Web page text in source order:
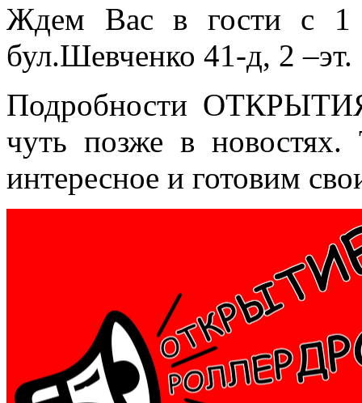
Ждем Вас в гости с 1
бул.Шевченко 41-д, 2 –эт.
Подробности
чуть позже в
интересное и готовим